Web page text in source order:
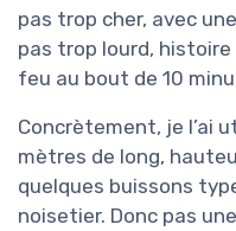
pas trop cher, avec
pas trop lourd, histoire
feu au bout de 10
Concrètement, je l’ai
mètres de long,
quelques buissons
noisetier. Donc pas